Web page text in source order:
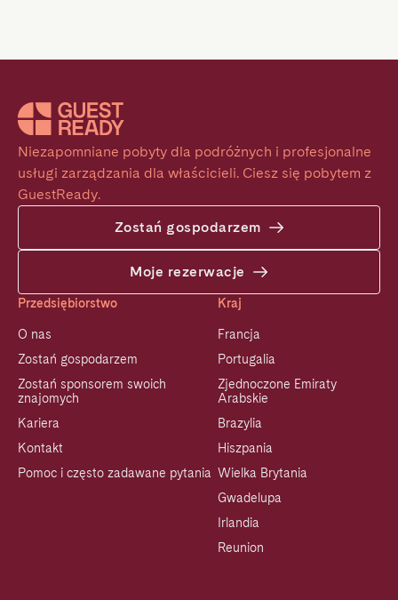
Niezapomniane pobyty dla podróżnych i profesjonalne
usługi zarządzania dla właścicieli. Ciesz się pobytem z
GuestReady.
Zostań gospodarzem
Moje rezerwacje
Przedsiębiorstwo
O nas
Zostań gospodarzem
Zostań sponsorem swoich
znajomych
Kariera
Kontakt
Pomoc i często zadawane pytania
Kraj
Francja
Portugalia
Zjednoczone Emiraty
Arabskie
Brazylia
Hiszpania
Wielka Brytania
Gwadelupa
Irlandia
Reunion